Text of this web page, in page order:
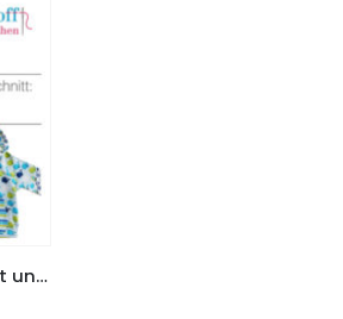
Sweatshirt “HEDI”, Gr. 62 – 104 – mit und ohne Kapuze möglich